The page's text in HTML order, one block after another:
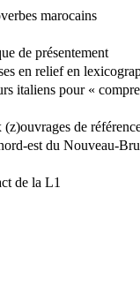
marocains
de présentement
en relief en
italiens pour «
de
est du Nouveau-
de la L1